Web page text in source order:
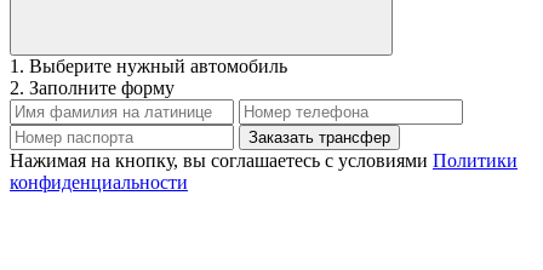
1. Выберите нужный автомобиль
2. Заполните форму
Заказать трансфер
Нажимая на кнопку, вы соглашаетесь с условиями Политики
конфиденциальности